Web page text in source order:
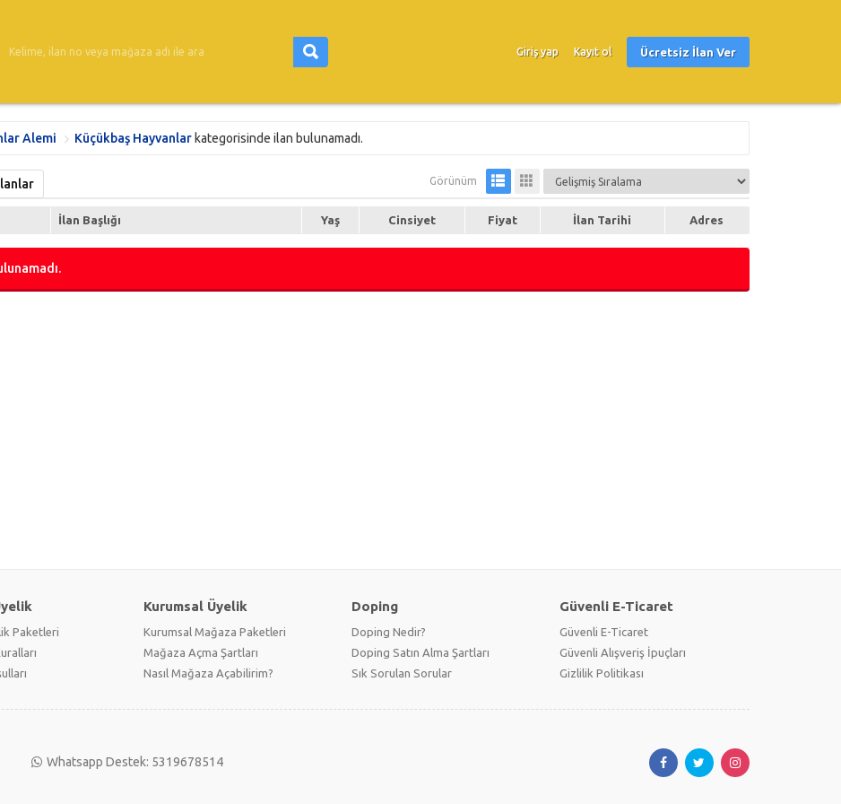
Giriş yap Kayıt ol Ücretsiz İlan Ver
Alemi Küçükbaş Hayvanlar kategorisinde ilan bulunamadı.
Görünüm
İlan Başlığı Yaş Cinsiyet Fiyat İlan Tarihi Adres
Paketleri
Kurumsal Üyelik
Kurumsal Mağaza Paketleri
Mağaza Açma Şartları
Nasıl Mağaza Açabilirim?
Doping
Doping Nedir?
Doping Satın Alma Şartları
Sık Sorulan Sorular
Güvenli E-Ticaret
Güvenli E-Ticaret
Güvenli Alışveriş İpuçları
Gizlilik Politikası
Whatsapp Destek: 5319678514